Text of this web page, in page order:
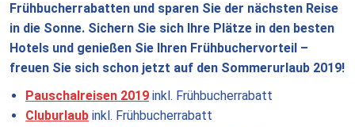
Frühbucherrabatten und sparen Sie der nächsten Reise
in die Sonne. Sichern Sie sich Ihre Plätze in den besten
Hotels und genießen Sie Ihren Frühbuchervorteil –
freuen Sie sich schon jetzt auf den Sommerurlaub 2019!
Pauschalreisen 2019 inkl. Frühbucherrabatt
Cluburlaub inkl. Frühbucherrabatt